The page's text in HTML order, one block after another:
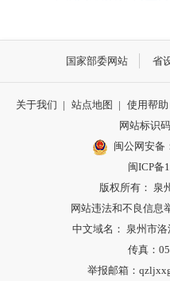
国家部委网站 省
关于我们 | 站点地图 | 使用帮助
网站标识
闽公网安备
闽ICP备
版权所有： 泉
网站违法和不良信息
中文域名： 泉州市
传真：
举报邮箱：